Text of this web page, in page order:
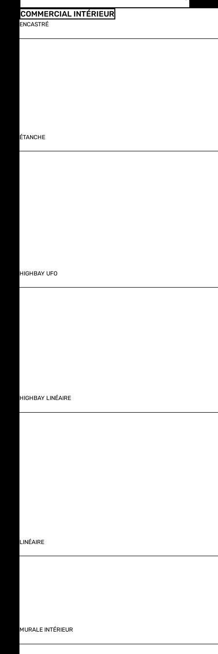
COMMERCIAL INTÉRIEUR
ENCASTRÉ
ÉTANCHE
HIGHBAY UFO
HIGHBAY LINÉAIRE
LINÉAIRE
MURALE INTÉRIEUR